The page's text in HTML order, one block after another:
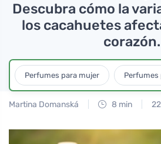
Descubra cómo la
los cacahuetes
corazón.
Perfumes para mujer Perfumes
Martina Domanská 8 min